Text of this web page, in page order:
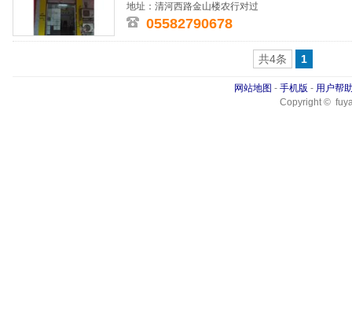
立，市房地产管
地址：清河西路金山楼农行对过
05582790678
共4条 1
网站地图 - 手机版 - 用户帮
Copyright ©